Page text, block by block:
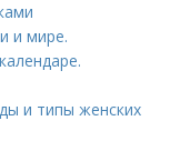
и мире.
и типы женских